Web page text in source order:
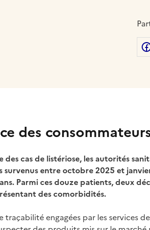
des
des cas de listériose, les autorités
entre octobre 2025 et
Parmi ces douze patients, deux
des comorbidités.
traçabilité engagées par les services